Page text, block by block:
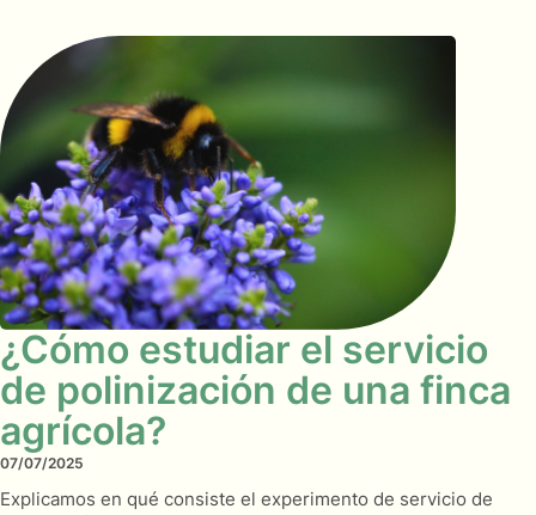
¿Cómo estudiar el servicio
de polinización de una finca
agrícola?
07/07/2025
Explicamos en qué consiste el experimento de servicio de